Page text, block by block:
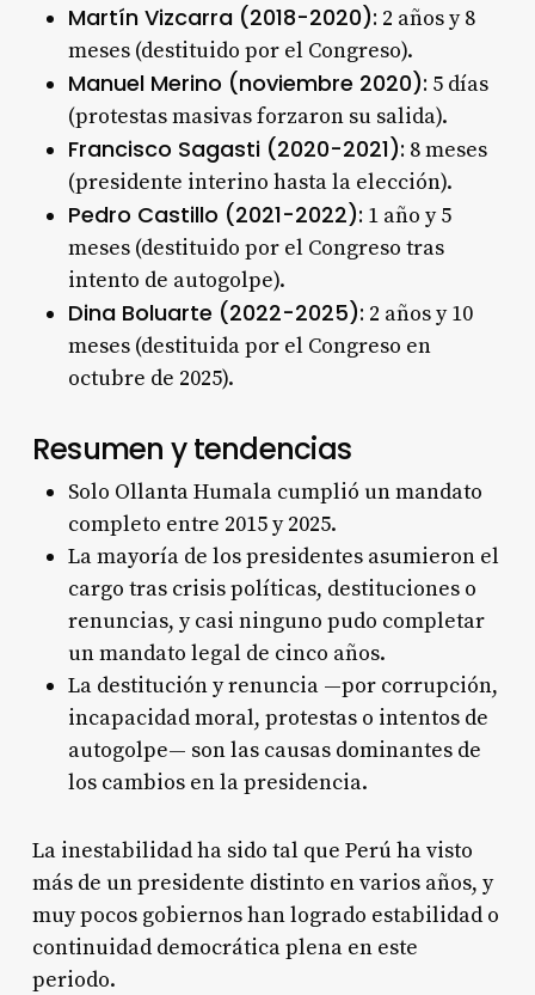
Martín Vizcarra (2018-2020): 2 años y 8
meses (destituido por el Congreso).
Manuel Merino (noviembre 2020): 5 días
(protestas masivas forzaron su salida).
Francisco Sagasti (2020-2021): 8 meses
(presidente interino hasta la elección).
Pedro Castillo (2021-2022): 1 año y 5
meses (destituido por el Congreso tras
intento de autogolpe).
Dina Boluarte (2022-2025): 2 años y 10
meses (destituida por el Congreso en
octubre de 2025).
Resumen y tendencias
Solo Ollanta Humala cumplió un mandato
completo entre 2015 y 2025.
La mayoría de los presidentes asumieron el
cargo tras crisis políticas, destituciones o
renuncias, y casi ninguno pudo completar
un mandato legal de cinco años.
La destitución y renuncia —por corrupción,
incapacidad moral, protestas o intentos de
autogolpe— son las causas dominantes de
los cambios en la presidencia.
La inestabilidad ha sido tal que Perú ha visto
más de un presidente distinto en varios años, y
muy pocos gobiernos han logrado estabilidad o
continuidad democrática plena en este
periodo.